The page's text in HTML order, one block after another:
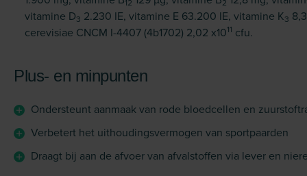
12 2
vitamine D3 2.230 IE, vitamine E 63.200 IE, vitamine K3
cerevisiae CNCM I-4407 (4b1702) 2,02 x1011 cfu.
Plus- en minpunten
Ondersteunt aanmaak van rode bloedcellen en
Verbetert het uithoudingsvermogen van sportpaarden
Draagt bij aan de afvoer van afvalstoffen via lever en